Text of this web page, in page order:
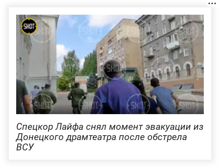
Спецкор Лайфа снял момент эвакуации из
Донецкого драмтеатра после обстрела
ВСУ